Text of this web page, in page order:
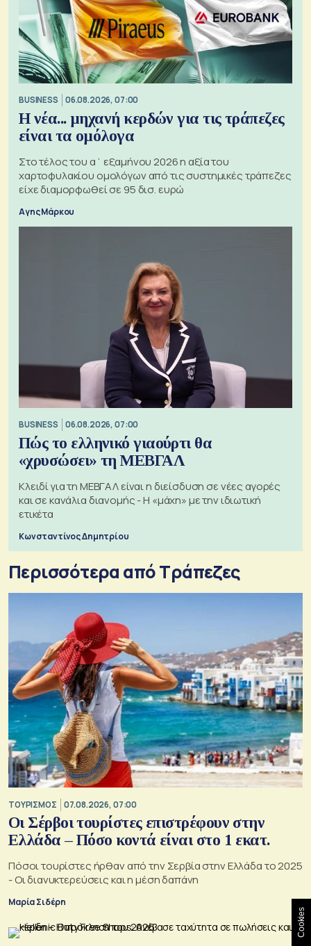
BUSINESS 06.08.2026, 07:00
Η νέα... μηχανή κερδών για τις τράπεζες
είναι τα ομόλογα
Στο τέλος του α΄ εξαμήνου 2026 η αξία του
χαρτοφυλακίου ομολόγων από τις συστημικές τράπεζες
είχε διαμορφωθεί σε 95 δισ. ευρώ
Αγης Μάρκου
BUSINESS 06.08.2026, 07:00
Πώς το ελληνικό γιαούρτι θα
«χρυσώσει» τη ΜΕΒΓΑΛ
Κλειδί για τη ΜΕΒΓΑΛ είναι η διείσδυση σε νέες αγορές
και σε κανάλια διανομής - Η «μάχη» με την ιδιωτική
ετικέτα
Κωνσταντίνος Δημητρίου
Περισσότερα από Τράπεζες
ΤΟΥΡΙΣΜΟΣ 07.08.2026, 07:00
Οι Σέρβοι τουρίστες επιστρέφουν στην
Ελλάδα – Πόσο κοντά είναι στο 1 εκατ.
Πόσοι τουρίστες ήρθαν από την Σερβία στην Ελλάδα το 2025
- Οι διανυκτερεύσεις και η μέση δαπάνη
Μαρία Σιδέρη
Cookies